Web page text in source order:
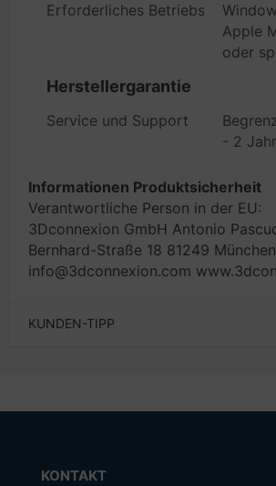
Erforderliches Betriebssystem
Apple
oder
Herstellergarantie
Service und Support
- 2
Informationen Produktsicherheit
Verantwortliche Person in der EU:
3Dconnexion GmbH Antonio
Bernhard-Straße 18 81249
info@3dconnexion.com
KUNDEN-TIPP
KONTAKT